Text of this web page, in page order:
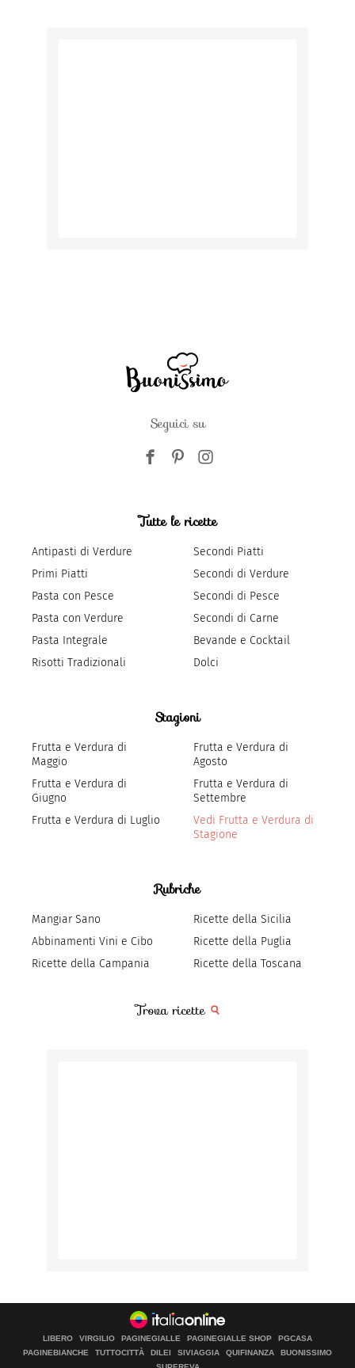
Seguici su
Tutte le ricette
Antipasti di Verdure
Primi Piatti
Pasta con Pesce
Pasta con Verdure
Pasta Integrale
Risotti Tradizionali
Secondi Piatti
Secondi di Verdure
Secondi di Pesce
Secondi di Carne
Bevande e Cocktail
Dolci
Stagioni
Frutta e Verdura di
Maggio
Frutta e Verdura di
Giugno
Frutta e Verdura di Luglio
Frutta e Verdura di
Agosto
Frutta e Verdura di
Settembre
Vedi Frutta e Verdura di
Stagione
Rubriche
Mangiar Sano
Abbinamenti Vini e Cibo
Ricette della Campania
Ricette della Sicilia
Ricette della Puglia
Ricette della Toscana
Trova ricette
LIBERO VIRGILIO PAGINEGIALLE PAGINEGIALLE SHOP
PGCASA
PAGINEBIANCHE
TUTTOCITTÀ DILEI SIVIAGGIA QUIFINANZA
BUONISSIMO